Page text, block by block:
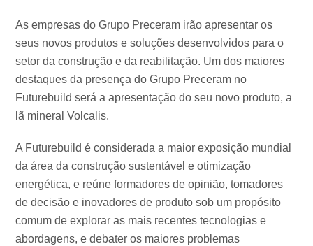
As empresas do Grupo Preceram irão apresentar os
seus novos produtos e soluções desenvolvidos para o
setor da construção e da reabilitação. Um dos maiores
destaques da presença do Grupo Preceram no
Futurebuild será a apresentação do seu novo produto, a
lã mineral Volcalis.
A Futurebuild é considerada a maior exposição mundial
da área da construção sustentável e otimização
energética, e reúne formadores de opinião, tomadores
de decisão e inovadores de produto sob um propósito
comum de explorar as mais recentes tecnologias e
abordagens, e debater os maiores problemas